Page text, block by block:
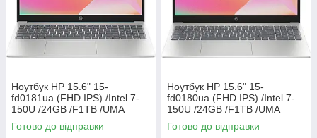
Ноутбук HP 15.6" 15-
fd0181ua (FHD IPS) /Intel 7-
150U /24GB /F1TB /UMA
/DOS /синій (код 156526)
Готово до відправки
Ноутбук HP 15.6" 15-
fd0180ua (FHD IPS) /Intel 7-
150U /24GB /F1TB /UMA
/DOS /сріблястий (код
156525)
Готово до відправки